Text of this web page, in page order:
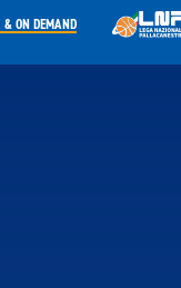
& ON DEMAND